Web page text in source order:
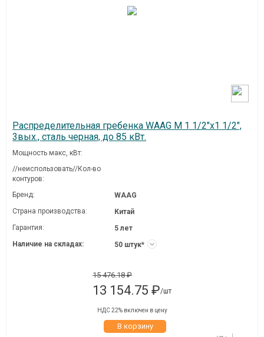
Распределительная гребенка WAAG M 1 1/2"х1 1/2",
3вых., сталь черная, до 85 кВт.
Мощность макс, кВт:
//неиспользовать//Кол-во
контуров:
Бренд:
WAAG
Страна производства:
Китай
Гарантия:
5 лет
Наличие на складах:
50 штук*
15 476.18 ₽
13 154.75 ₽/шт
НДС 22% включен в цену
В корзину